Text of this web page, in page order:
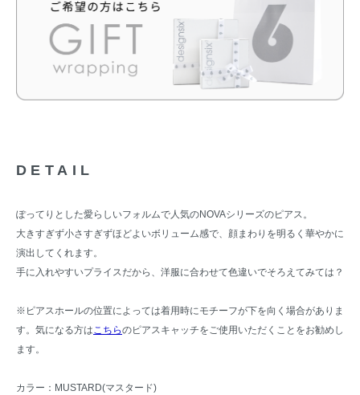
DETAIL
ぽってりとした愛らしいフォルムで人気のNOVAシリーズのピアス。
大きすぎず小さすぎずほどよいボリューム感で、顔まわりを明るく華やかに
演出してくれます。
手に入れやすいプライスだから、洋服に合わせて色違いでそろえてみては？
※ピアスホールの位置によっては着用時にモチーフが下を向く場合がありま
す。気になる方はこちらのピアスキャッチをご使用いただくことをお勧めし
ます。
カラー：MUSTARD(マスタード)